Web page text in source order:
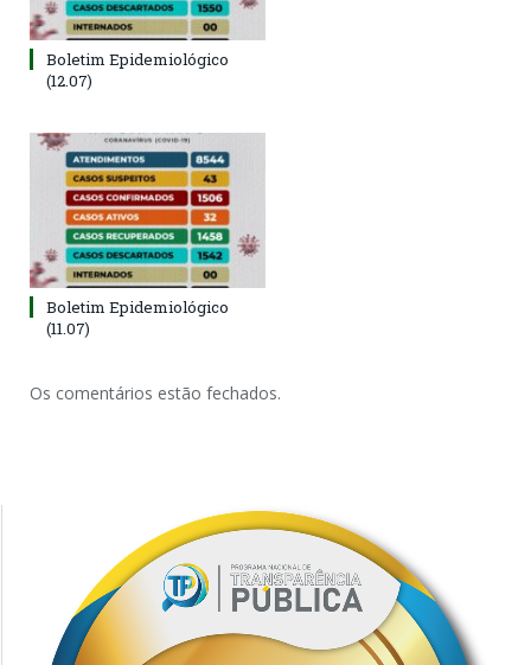
Boletim Epidemiológico
(12.07)
Boletim Epidemiológico
(11.07)
Os comentários estão fechados.